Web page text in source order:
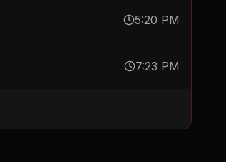
5:20 PM
7:23 PM